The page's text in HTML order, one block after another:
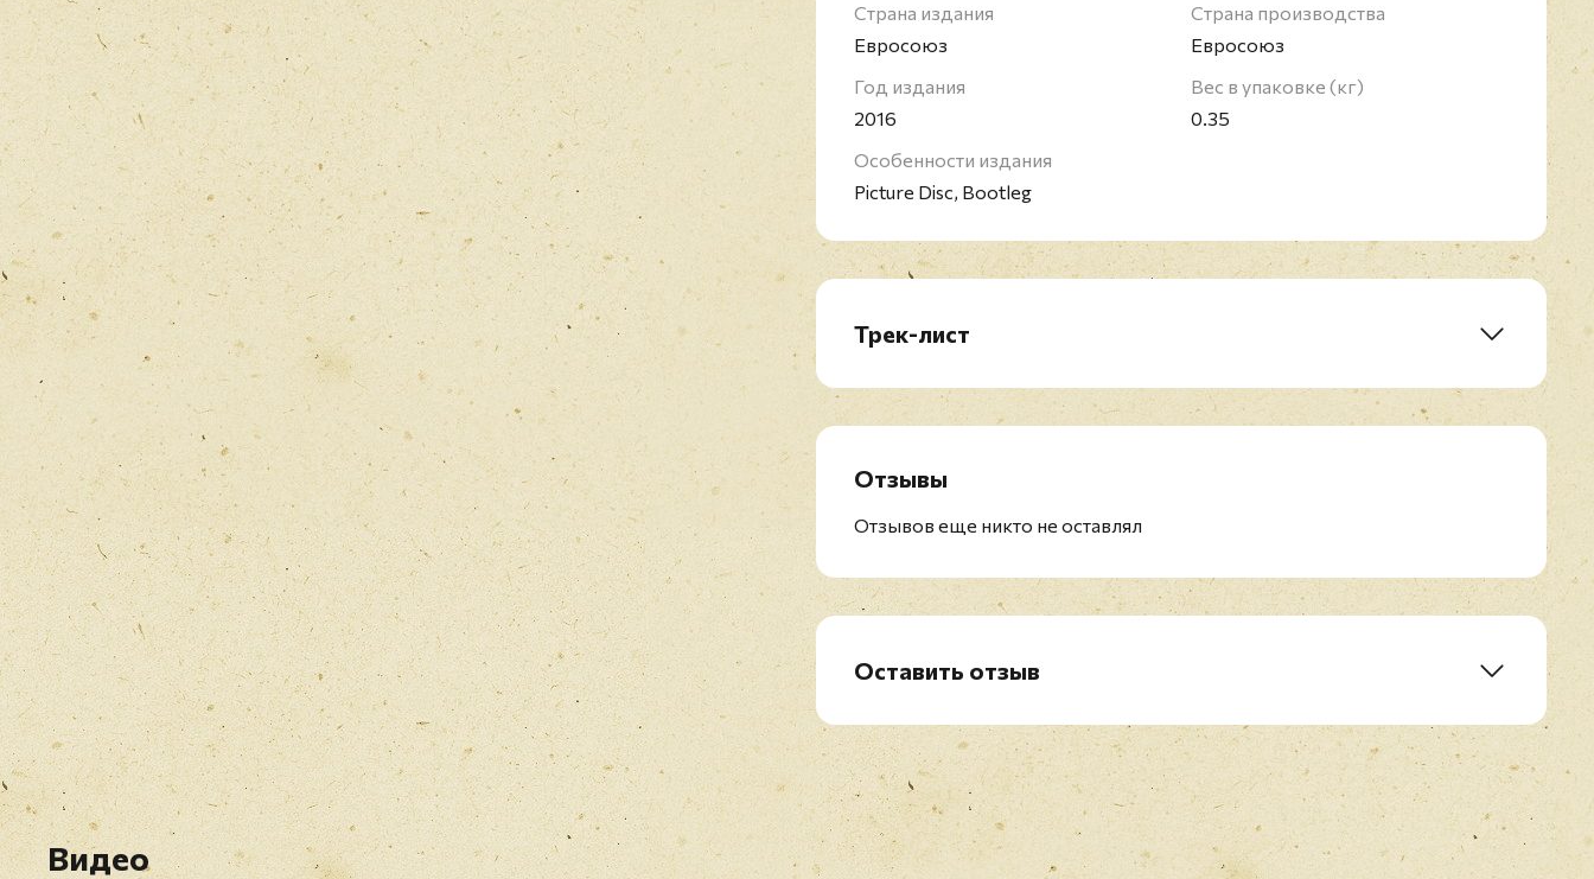
Страна издания
Евросоюз
Страна производства
Евросоюз
Год издания
2016
Вес в упаковке (кг)
0.35
Особенности издания
Picture Disc, Bootleg
Трек-лист
A2. Drain You
A3. Aneurysm
A5. Floyd The Barber
B1. About A Girl
B3. Come As You Are
B4. Lithium
Отзывы
Отзывов еще никто не оставлял
Оставить отзыв
Имя * E-mail *
Видео